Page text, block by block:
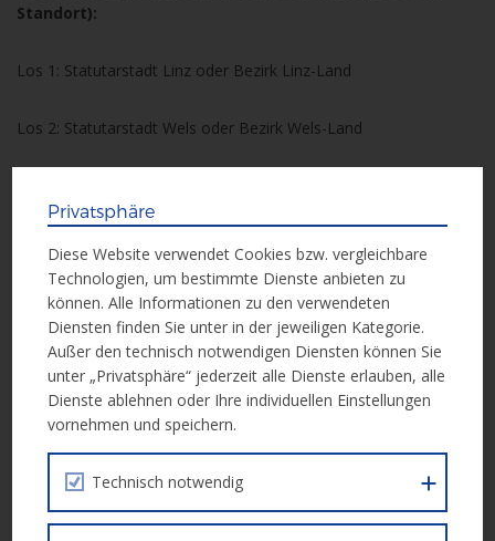
Standort):
Los 1: Statutarstadt Linz oder Bezirk Linz-Land
Los 2: Statutarstadt Wels oder Bezirk Wels-Land
Los 4: Statutarstadt Steyr oder Bezirk Steyr-Land
Weitere Informationen
Weitere Informationen erhalten Sie in den Vergabeunterlagen:
Bewerbungsunterlage
Anlage 1 Teilnahmeantrag
Anlage 2 Subunternehmererklärung
Privatsphäre
Diese Website verwendet Cookies bzw. vergleichbare
Technologien, um bestimmte Dienste anbieten zu
können. Alle Informationen zu den verwendeten
Diensten finden Sie unter in der jeweiligen Kategorie.
Außer den technisch notwendigen Diensten können Sie
unter „Privatsphäre“ jederzeit alle Dienste erlauben, alle
Dienste ablehnen oder Ihre individuellen Einstellungen
vornehmen und speichern.
Technisch notwendig